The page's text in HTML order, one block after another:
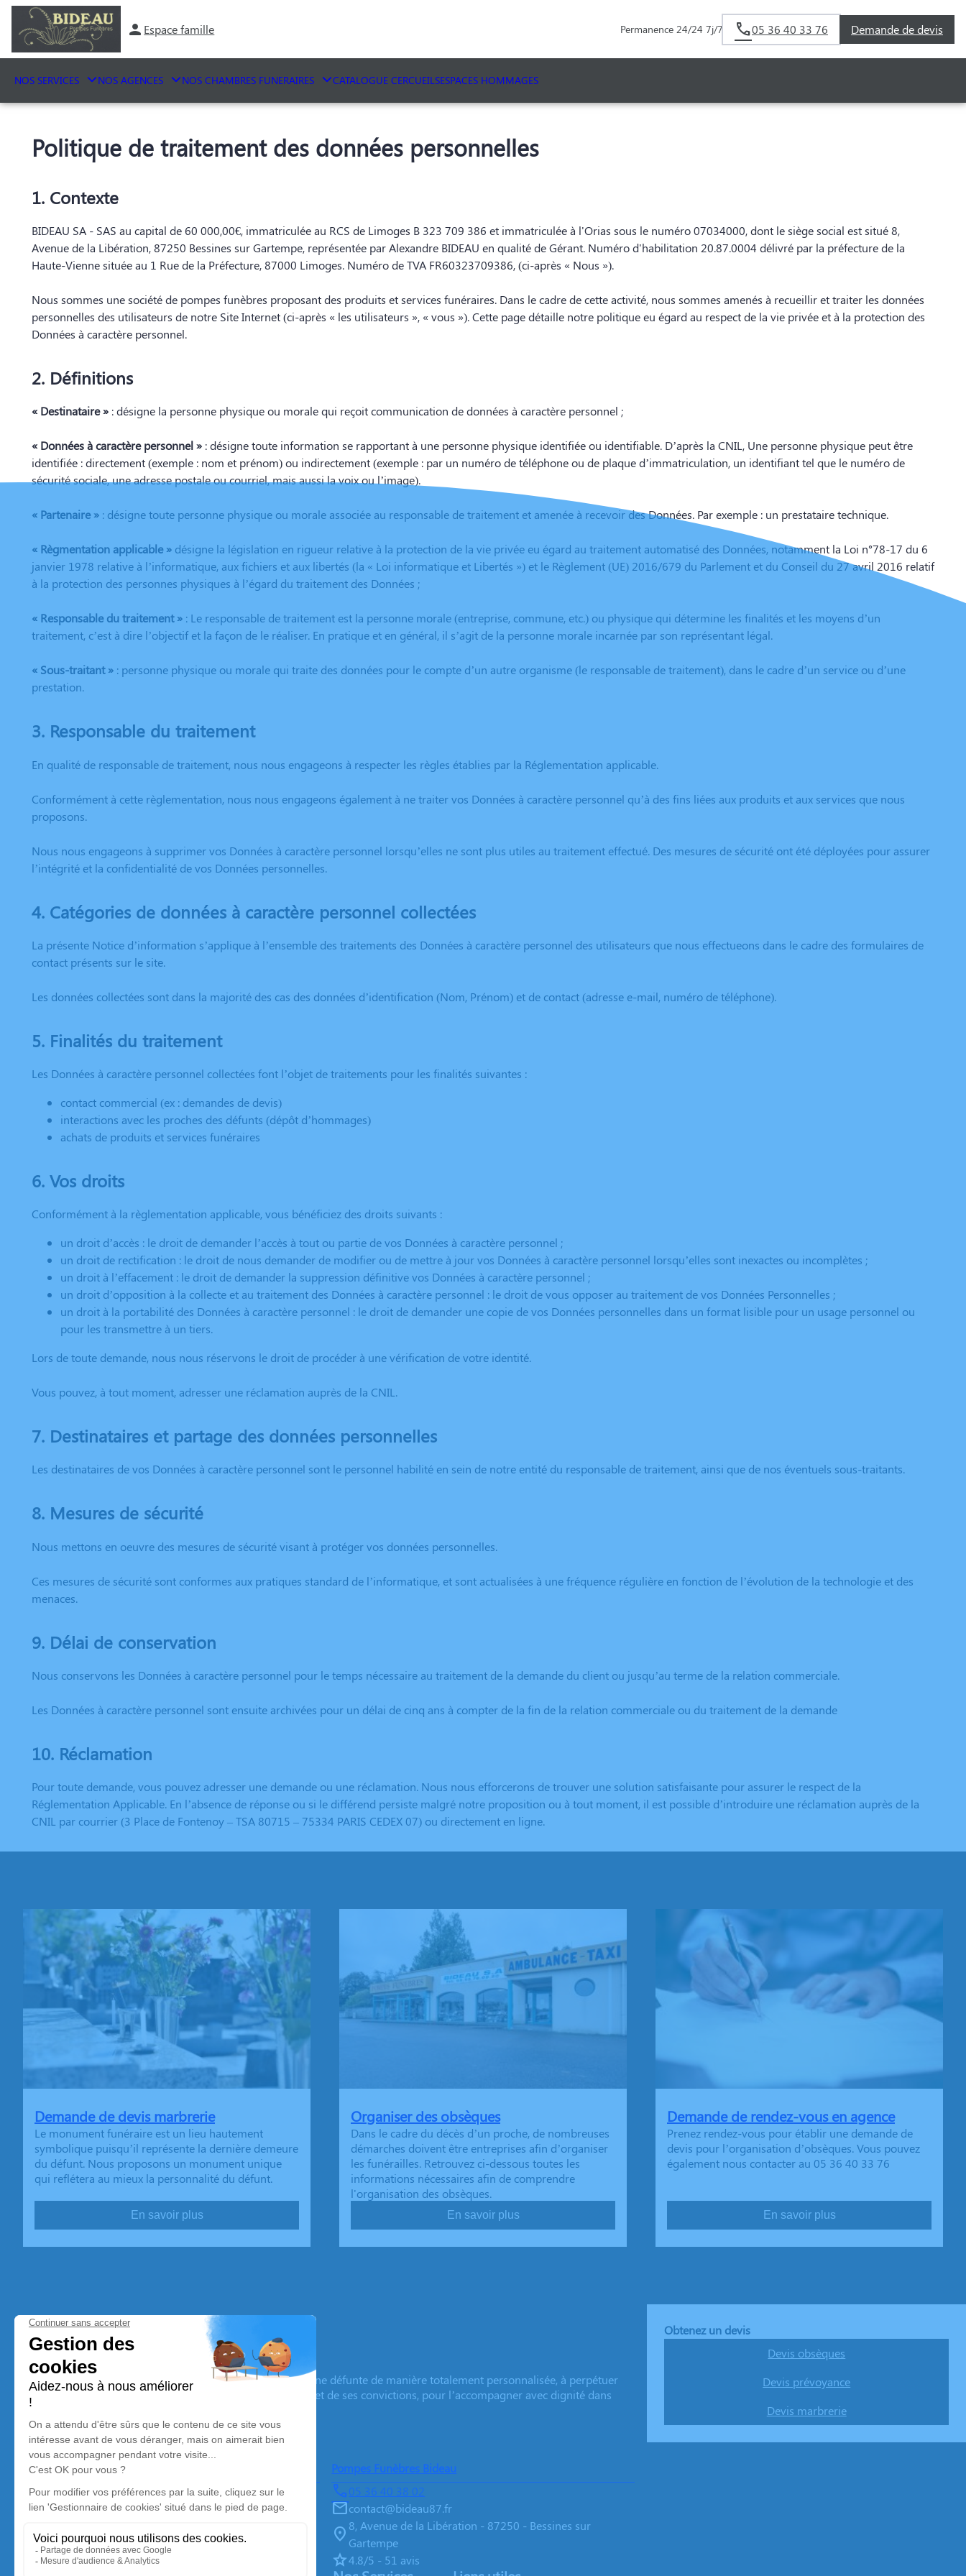
Espace famille Permanence 24/24 7j/7 05 36 40 33 76 Demande de devis
NOS SERVICES NOS AGENCES NOS CHAMBRES FUNERAIRES CATALOGUE CERCUEILSESPACES HOMMAGES
Politique de traitement des données personnelles
1. Contexte
BIDEAU SA - SAS au capital de 60 000,00€, immatriculée au RCS de Limoges B 323 709 386 et immatriculée à l'Orias sous le numéro 07034000, dont le siège social est situé 8,
Avenue de la Libération, 87250 Bessines sur Gartempe, représentée par Alexandre BIDEAU en qualité de Gérant. Numéro d'habilitation 20.87.0004 délivré par la préfecture de la
Haute-Vienne située au 1 Rue de la Préfecture, 87000 Limoges. Numéro de TVA FR60323709386, (ci-après « Nous »).
Nous sommes une société de pompes funèbres proposant des produits et services funéraires. Dans le cadre de cette activité, nous sommes amenés à recueillir et traiter les données
personnelles des utilisateurs de notre Site Internet (ci-après « les utilisateurs », « vous »). Cette page détaille notre politique eu égard au respect de la vie privée et à la protection des
Données à caractère personnel.
2. Définitions
« Destinataire » : désigne la personne physique ou morale qui reçoit communication de données à caractère personnel ;
« Données à caractère personnel » : désigne toute information se rapportant à une personne physique identifiée ou identifiable. D’après la CNIL, Une personne physique peut être
identifiée : directement (exemple : nom et prénom) ou indirectement (exemple : par un numéro de téléphone ou de plaque d’immatriculation, un identifiant tel que le numéro de
sécurité sociale, une adresse postale ou courriel, mais aussi la voix ou l’image).
« Partenaire » : désigne toute personne physique ou morale associée au responsable de traitement et amenée à recevoir des Données. Par exemple : un prestataire technique.
« Règmentation applicable » désigne la législation en rigueur relative à la protection de la vie privée eu égard au traitement automatisé des Données, notamment la Loi n°78-17 du 6
janvier 1978 relative à l’informatique, aux fichiers et aux libertés (la « Loi informatique et Libertés ») et le Règlement (UE) 2016/679 du Parlement et du Conseil du 27 avril 2016 relatif
à la protection des personnes physiques à l’égard du traitement des Données ;
« Responsable du traitement » : Le responsable de traitement est la personne morale (entreprise, commune, etc.) ou physique qui détermine les finalités et les moyens d’un
traitement, c’est à dire l’objectif et la façon de le réaliser. En pratique et en général, il s’agit de la personne morale incarnée par son représentant légal.
« Sous-traitant » : personne physique ou morale qui traite des données pour le compte d’un autre organisme (le responsable de traitement), dans le cadre d’un service ou d’une
prestation.
3. Responsable du traitement
En qualité de responsable de traitement, nous nous engageons à respecter les règles établies par la Réglementation applicable.
Conformément à cette règlementation, nous nous engageons également à ne traiter vos Données à caractère personnel qu’à des fins liées aux produits et aux services que nous
proposons.
Nous nous engageons à supprimer vos Données à caractère personnel lorsqu’elles ne sont plus utiles au traitement effectué. Des mesures de sécurité ont été déployées pour assurer
l’intégrité et la confidentialité de vos Données personnelles.
4. Catégories de données à caractère personnel collectées
La présente Notice d’information s’applique à l’ensemble des traitements des Données à caractère personnel des utilisateurs que nous effectueons dans le cadre des formulaires de
contact présents sur le site.
Les données collectées sont dans la majorité des cas des données d’identification (Nom, Prénom) et de contact (adresse e-mail, numéro de téléphone).
5. Finalités du traitement
Les Données à caractère personnel collectées font l’objet de traitements pour les finalités suivantes :
contact commercial (ex : demandes de devis)
interactions avec les proches des défunts (dépôt d’hommages)
achats de produits et services funéraires
6. Vos droits
Conformément à la règlementation applicable, vous bénéficiez des droits suivants :
un droit d’accès : le droit de demander l’accès à tout ou partie de vos Données à caractère personnel ;
un droit de rectification : le droit de nous demander de modifier ou de mettre à jour vos Données à caractère personnel lorsqu’elles sont inexactes ou incomplètes ;
un droit à l’effacement : le droit de demander la suppression définitive vos Données à caractère personnel ;
un droit d’opposition à la collecte et au traitement des Données à caractère personnel : le droit de vous opposer au traitement de vos Données Personnelles ;
un droit à la portabilité des Données à caractère personnel : le droit de demander une copie de vos Données personnelles dans un format lisible pour un usage personnel ou
pour les transmettre à un tiers.
Lors de toute demande, nous nous réservons le droit de procéder à une vérification de votre identité.
Vous pouvez, à tout moment, adresser une réclamation auprès de la CNIL.
7. Destinataires et partage des données personnelles
Les destinataires de vos Données à caractère personnel sont le personnel habilité en sein de notre entité du responsable de traitement, ainsi que de nos éventuels sous-traitants.
8. Mesures de sécurité
Nous mettons en oeuvre des mesures de sécurité visant à protéger vos données personnelles.
Ces mesures de sécurité sont conformes aux pratiques standard de l’informatique, et sont actualisées à une fréquence régulière en fonction de l’évolution de la technologie et des
menaces.
9. Délai de conservation
Nous conservons les Données à caractère personnel pour le temps nécessaire au traitement de la demande du client ou jusqu’au terme de la relation commerciale.
Les Données à caractère personnel sont ensuite archivées pour un délai de cinq ans à compter de la fin de la relation commerciale ou du traitement de la demande
10. Réclamation
Pour toute demande, vous pouvez adresser une demande ou une réclamation. Nous nous efforcerons de trouver une solution satisfaisante pour assurer le respect de la
Réglementation Applicable. En l’absence de réponse ou si le différend persiste malgré notre proposition ou à tout moment, il est possible d’introduire une réclamation auprès de la
CNIL par courrier (3 Place de Fontenoy – TSA 80715 – 75334 PARIS CEDEX 07) ou directement en ligne.
Demande de devis marbrerie
Le monument funéraire est un lieu hautement
symbolique puisqu’il représente la dernière demeure
du défunt. Nous proposons un monument unique
qui reflétera au mieux la personnalité du défunt.
En savoir plus
Organiser des obsèques
Dans le cadre du décès d’un proche, de nombreuses
démarches doivent être entreprises afin d’organiser
les funérailles. Retrouvez ci-dessous toutes les
informations nécessaires afin de comprendre
l'organisation des obsèques.
En savoir plus
Demande de rendez-vous en agence
Prenez rendez-vous pour établir une demande de
devis pour l’organisation d’obsèques. Vous pouvez
également nous contacter au 05 36 40 33 76
En savoir plus
Pompes Funèbres Bideau
Nos équipes vous aident à honorer la mémoire de la personne défunte de manière totalement personnalisée, à perpétuer
son souvenir dans le respect de ses volontés, de ses valeurs et de ses convictions, pour l’accompagner avec dignité dans
son dernier voyage.
Obtenez un devis
Devis obsèques
Devis prévoyance
Devis marbrerie
Nos agences
Pompes Funèbres Bellac Bideau
05 36 40 33 76
bellac@bideau87.fr
4.9/5 - 40 avis
Pompes Funèbres Bideau
05 36 40 38 02
contact@bideau87.fr
8, Avenue de la Libération - 87250 - Bessines sur
Gartempe
4.8/5 - 51 avis